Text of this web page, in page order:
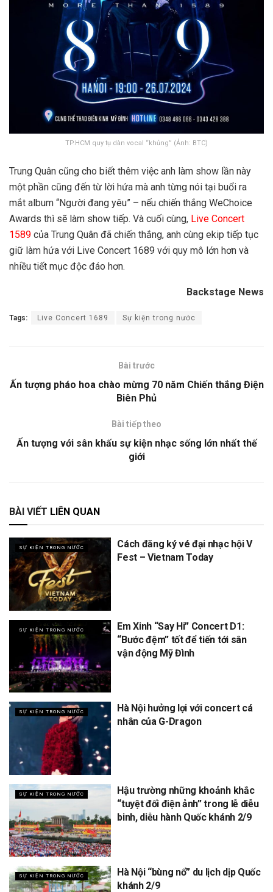
TP.HCM quy tụ dàn vocal “khủng” (Ảnh: BTC)
Trung Quân cũng cho biết thêm việc anh làm show lần này
một phần cũng đến từ lời hứa mà anh từng nói tại buổi ra
mắt album “Người đang yêu” – nếu chiến thắng WeChoice
Awards thì sẽ làm show tiếp. Và cuối cùng, Live Concert
1589 của Trung Quân đã chiến thắng, anh cùng ekip tiếp tục
giữ làm hứa với Live Concert 1689 với quy mô lớn hơn và
nhiều tiết mục độc đáo hơn.
Backstage News
Tags: Live Concert 1689 Sự kiện trong nước
Bài trước
Ấn tượng pháo hoa chào mừng 70 năm Chiến thắng Điện
Biên Phủ
Bài tiếp theo
Ấn tượng với sân khấu sự kiện nhạc sống lớn nhất thế
giới
BÀI VIẾT LIÊN QUAN
SỰ KIỆN TRONG NƯỚC
Cách đăng ký vé đại nhạc hội V
Fest – Vietnam Today
SỰ KIỆN TRONG NƯỚC
Em Xinh “Say Hi” Concert D1:
“Bước đệm” tốt để tiến tới sân
vận động Mỹ Đình
SỰ KIỆN TRONG NƯỚC
Hà Nội hưởng lợi với concert cá
nhân của G-Dragon
SỰ KIỆN TRONG NƯỚC
Hậu trường những khoảnh khắc
“tuyệt đối điện ảnh” trong lễ diễu
binh, diễu hành Quốc khánh 2/9
SỰ KIỆN TRONG NƯỚC
Hà Nội “bùng nổ” du lịch dịp Quốc
khánh 2/9